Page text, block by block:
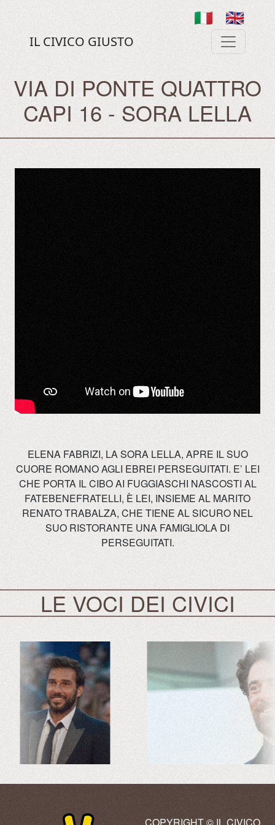
🇮🇹 🇬🇧
IL CIVICO GIUSTO
VIA DI PONTE QUATTRO
CAPI 16 - SORA LELLA
ELENA FABRIZI, LA SORA LELLA, APRE IL SUO
CUORE ROMANO AGLI EBREI PERSEGUITATI. E’ LEI
CHE PORTA IL CIBO AI FUGGIASCHI NASCOSTI AL
FATEBENEFRATELLI, È LEI, INSIEME AL MARITO
RENATO TRABALZA, CHE TIENE AL SICURO NEL
SUO RISTORANTE UNA FAMIGLIOLA DI
PERSEGUITATI.
LE VOCI DEI CIVICI